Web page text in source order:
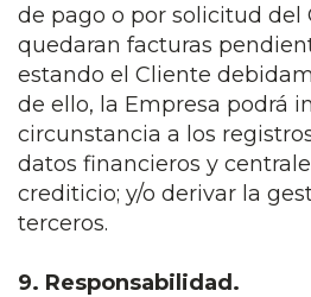
de pago o por solicitud del
quedaran facturas
estando el Cliente
de ello, la Empresa podrá
circunstancia a los
datos financieros y
crediticio; y/o derivar la
terceros.
9. Responsabilidad.